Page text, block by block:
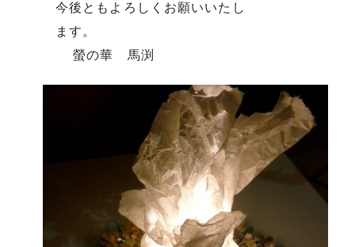
今後ともよろしくお願いいたし
ます。
螢の華 馬渕